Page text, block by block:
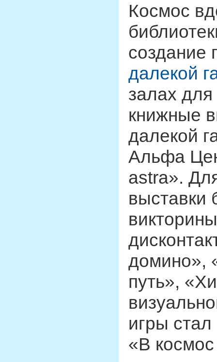
Космос
далекой
залах
книжные
далекой
Альфа
astra».
выставки
домино»,
путь»,
игры
«В